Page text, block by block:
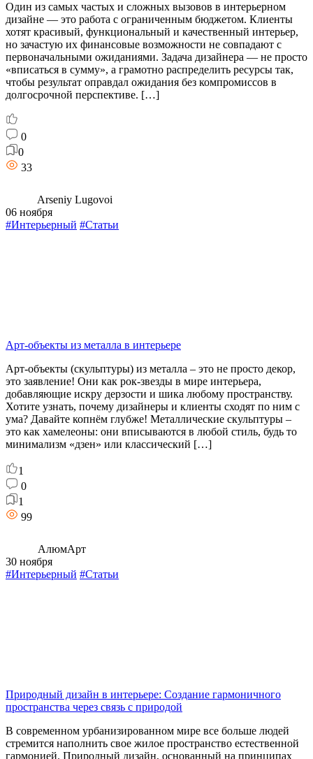
Один из самых частых и сложных вызовов в интерьерном
дизайне — это работа с ограниченным бюджетом. Клиенты
хотят красивый, функциональный и качественный интерьер,
но зачастую их финансовые возможности не совпадают с
первоначальными ожиданиями. Задача дизайнера — не просто
«вписаться в сумму», а грамотно распределить ресурсы так,
чтобы результат оправдал ожидания без компромиссов в
долгосрочной перспективе. […]
0
0
33
Arseniy Lugovoi
06 ноября
#Интерьерный #Статьи
Арт-объекты из металла в интерьере
Арт-объекты (скульптуры) из металла – это не просто декор,
это заявление! Они как рок-звезды в мире интерьера,
добавляющие искру дерзости и шика любому пространству.
Хотите узнать, почему дизайнеры и клиенты сходят по ним с
ума? Давайте копнём глубже! Металлические скульптуры –
это как хамелеоны: они вписываются в любой стиль, будь то
минимализм «дзен» или классический […]
1
0
1
99
АлюмАрт
30 ноября
#Интерьерный #Статьи
Природный дизайн в интерьере: Создание гармоничного
пространства через связь с природой
В современном урбанизированном мире все больше людей
стремится наполнить свое жилое пространство естественной
гармонией. Природный дизайн, основанный на принципах